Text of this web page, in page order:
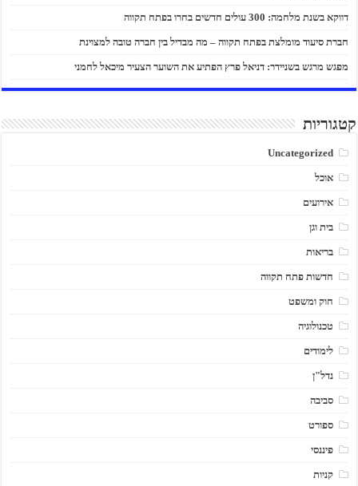
דווקא בשנת מלחמה: 300 עולים חדשים בחרו בפתח תקווה
חברת סיעוד מומלצת בפתח תקווה – מה מבדיל בין חברה טובה למצוינת
מפגש מרגש בשניידר: דניאל פרץ הפתיע את השוער הצעיר מיכאל לחמני
קטגוריות
Uncategorized
אוכל
אירועים
בית וגן
בריאות
חדשות פתח תקווה
חוק ומשפט
טכנולוגיה
לימודים
נדל"ן
סביבה
ספורט
פיננסי
קניות